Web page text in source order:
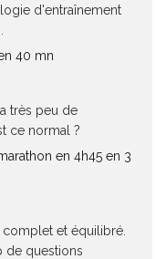
d'entraînement
40 mn
très peu de
ce normal ?
en 4h45 en 3
et équilibré.
de questions